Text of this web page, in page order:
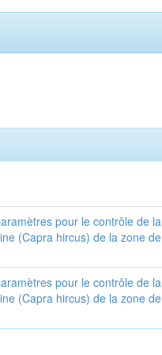
pour le contrôle de la
(Capra hircus) de la zone de
pour le contrôle de la
(Capra hircus) de la zone de